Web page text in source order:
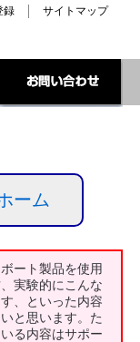
録 サイトマップ
ーム
ート製品を使用
実験的にこんな
、といった内容
と思います。た
る内容はサポー